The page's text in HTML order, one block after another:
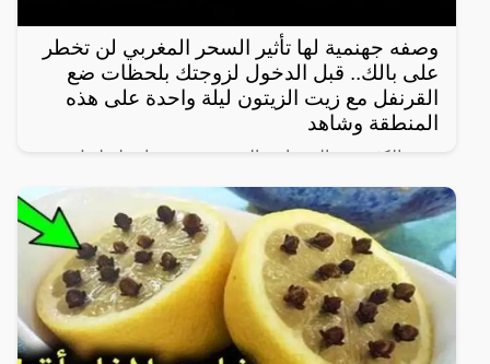
وصفه جهنمية لها تأثير السحر المغربي لن تخطر
على بالك.. قبل الدخول لزوجتك بلحظات ضع
القرنفل مع زيت الزيتون ليلة واحدة على هذه
المنطقة وشاهد
تقوم الكثير من السيدات بالبحث عن وصفات لتطويل
وتكثيف الشعر والمحافظة على البشرة في نفس الوقت
ومن اهم المكونات التي يمكن استخدامها على البشرة
والشعر القرنفل